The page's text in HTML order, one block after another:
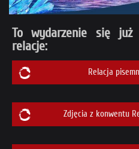
To wydarzenie się już
relacje:
Relacja
Zdjęcia z konwentu